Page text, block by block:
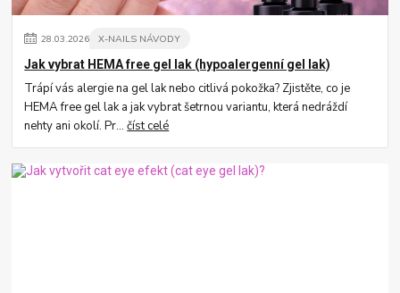
28.03.2026 X-NAILS NÁVODY
Jak vybrat HEMA free gel lak (hypoalergenní gel lak)
Trápí vás alergie na gel lak nebo citlivá pokožka? Zjistěte, co je
HEMA free gel lak a jak vybrat šetrnou variantu, která nedráždí
nehty ani okolí. Pr...číst celé